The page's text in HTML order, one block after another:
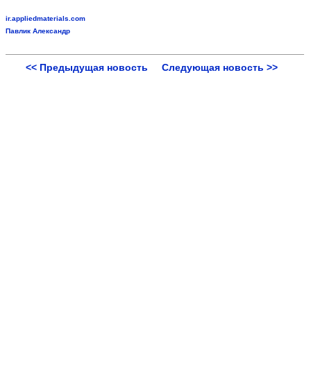
ir.appliedmaterials.com
Павлик Александр
<< Предыдущая новость Следующая новость >>